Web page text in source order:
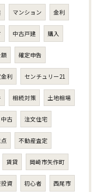
マンション 金利
中古戸建 購入
確定申告
利 センチュリー21
相続対策 土地相場
中古 注文住宅
不動産査定
賃貸 岡崎市矢作町
資 初心者 西尾市